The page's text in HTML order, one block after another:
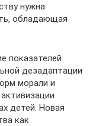
нужна
обладающая
показателей
дезадаптации
морали и
детей. Новая
как